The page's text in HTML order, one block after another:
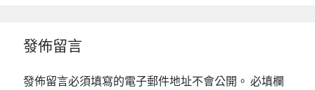
發佈留言
發佈留言必須填寫的電子郵件地址不會公開。 必填欄